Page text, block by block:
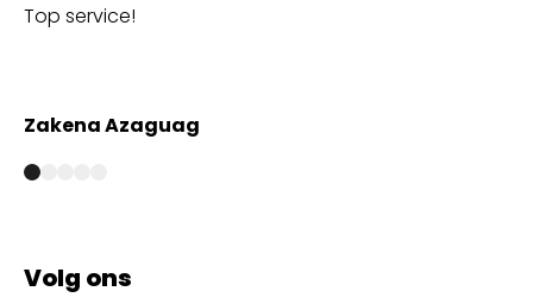
Top service!
Zakena Azaguag
Volg ons